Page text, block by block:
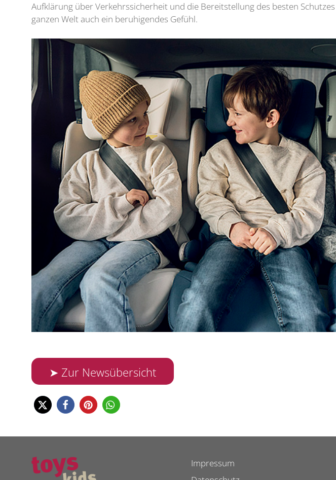
Aufklärung über Verkehrssicherheit und die Bereitstellung des besten
ganzen Welt auch ein beruhigendes Gefühl.
➤ Zur Newsübersicht
Impressum